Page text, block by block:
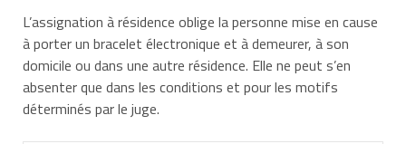
L’assignation à résidence oblige la personne mise en cause
à porter un bracelet électronique et à demeurer, à son
domicile ou dans une autre résidence. Elle ne peut s’en
absenter que dans les conditions et pour les motifs
déterminés par le juge.